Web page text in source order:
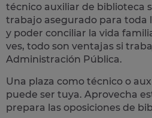
técnico auxiliar de biblioteca
trabajo asegurado para toda
y poder conciliar la vida
ves, todo son ventajas si
Administración Pública.
Una plaza como técnico o
puede ser tuya. Aprovecha
prepara las oposiciones de